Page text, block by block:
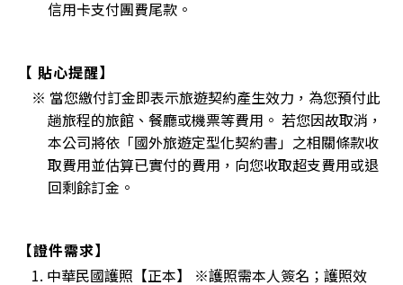
信用卡支付團費尾款。
【 貼心提醒】
※ 當您繳付訂金即表示旅遊契約產生效力，為您預付此
趟旅程的旅館、餐廳或機票等費用。 若您因故取消，
本公司將依「國外旅遊定型化契約書」之相關條款收
取費用並估算已實付的費用，向您收取超支費用或退
回剩餘訂金。
【證件需求】
1. 中華民國護照【正本】 ※護照需本人簽名；護照效